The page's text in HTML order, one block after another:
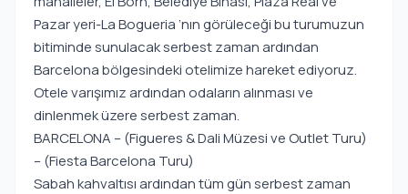
Pazar yeri-La Bogueria ‘nın görüleceği bu turumuzun
bitiminde sunulacak serbest zaman ardından
Barcelona bölgesindeki otelimize hareket ediyoruz.
Otele varışımız ardından odaların alınması ve
dinlenmek üzere serbest zaman.
BARCELONA – (Figueres & Dali Müzesi ve Outlet Turu)
– (Fiesta Barcelona Turu)
Sabah kahvaltısı ardından tüm gün serbest zaman